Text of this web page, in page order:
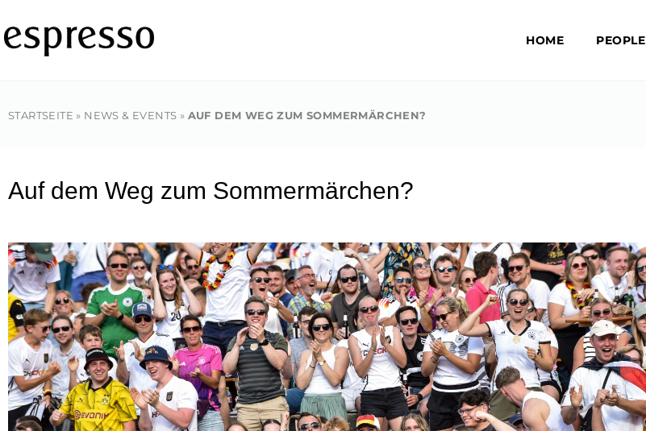
Inhalt
springen
HOME PEOPLE
STARTSEITE » NEWS & EVENTS » AUF DEM WEG ZUM SOMMERMÄRCHEN?
Auf dem Weg zum Sommermärchen?